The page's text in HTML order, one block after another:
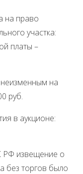
на право
участка:
платы –
на
руб.
в аукционе:
РФ извещение о
без торгов было